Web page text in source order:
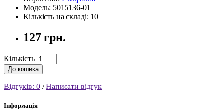
Модель: 5015136-01
Кількість на складі: 10
127 грн.
Кількість
До кошика
Відгуків: 0 /Написати відгук
Інформація